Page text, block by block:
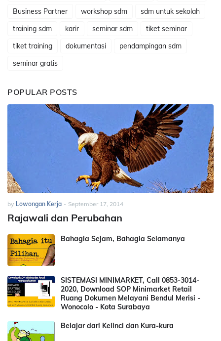
Business Partner
workshop sdm
sdm untuk sekolah
training sdm
karir seminar sdm
tiket seminar
tiket training
dokumentasi
pendampingan sdm
seminar gratis
POPULAR POSTS
by Lowongan Kerja - September 17, 2014
Rajawali dan Perubahan
Bahagia Sejam, Bahagia Selamanya
SISTEMASI MINIMARKET, Call 0853-3014-
2020, Download SOP Minimarket Retail
Ruang Dokumen Melayani Bendul Merisi -
Wonocolo - Kota Surabaya
Belajar dari Kelinci dan Kura-kura